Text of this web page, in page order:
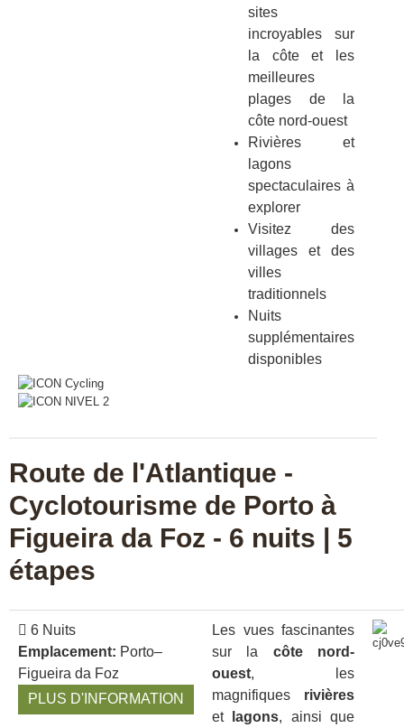
sites
incroyables sur
la côte et les
meilleures
plages de la
côte nord-ouest
Rivières et
lagons
spectaculaires à
explorer
Visitez des
villages et des
villes
traditionnels
Nuits
supplémentaires
disponibles
Route de l'Atlantique -
Cyclotourisme de Porto à
Figueira da Foz - 6 nuits | 5
étapes
6 Nuits
Emplacement: Porto–
Figueira da Foz
PLUS D'INFORMATION
Les vues fascinantes
sur la côte nord-
ouest, les
magnifiques rivières
et
lagons, ainsi que